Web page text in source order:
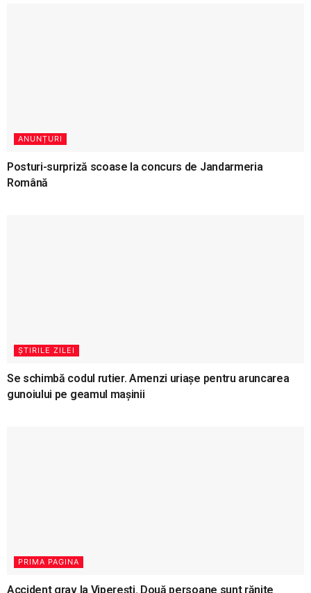
ANUNȚURI
Posturi-surpriză scoase la concurs de Jandarmeria
Română
ȘTIRILE ZILEI
Se schimbă codul rutier. Amenzi uriașe pentru aruncarea
gunoiului pe geamul mașinii
PRIMA PAGINA
Accident grav la Viperești. Două persoane sunt rănite